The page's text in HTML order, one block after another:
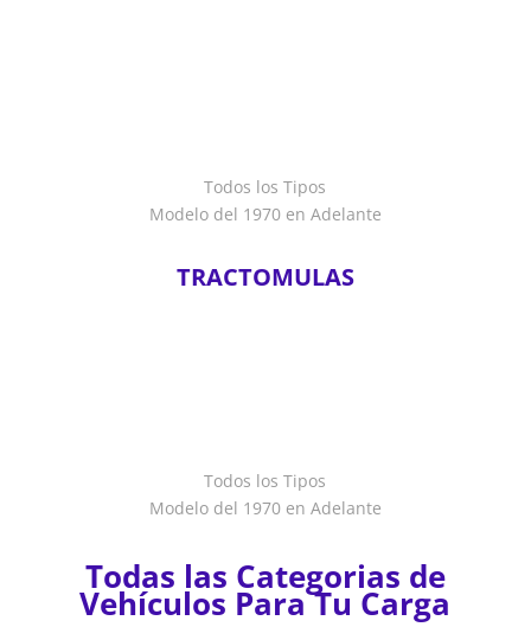
Todos los Tipos
Modelo del 1970 en Adelante
TRACTOMULAS
Todos los Tipos
Modelo del 1970 en Adelante
Todas las Categorias de
Vehículos Para Tu Carga